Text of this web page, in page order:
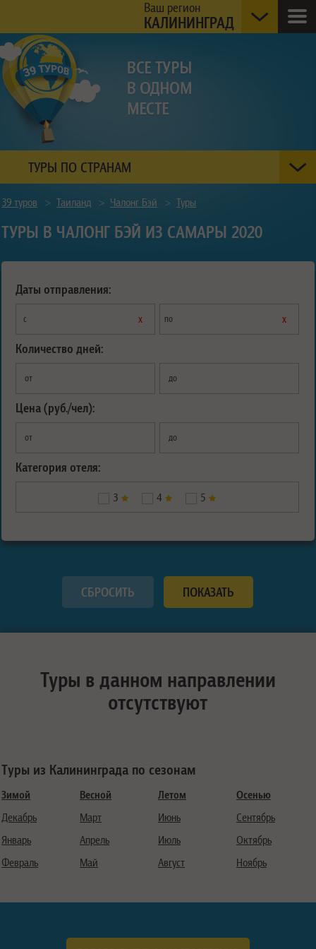
Ваш регион
КАЛИНИНГРАД
ТУРЫ ПО СТРАНАМ
39 туров > Таиланд > Чалонг Бэй > Туры
ТУРЫ В ЧАЛОНГ БЭЙ ИЗ САМАРЫ 2020
Даты отправления:
с х по х
Количество дней:
от до
Цена (руб./чел):
от до
Категория отеля:
3 4 5
Туры в данном направлении
отсутствуют
Туры из Калининграда по сезонам
Зимой
Декабрь
Январь
Февраль
Весной
Март
Апрель
Май
Летом
Июнь
Июль
Август
Осенью
Сентябрь
Октябрь
Ноябрь